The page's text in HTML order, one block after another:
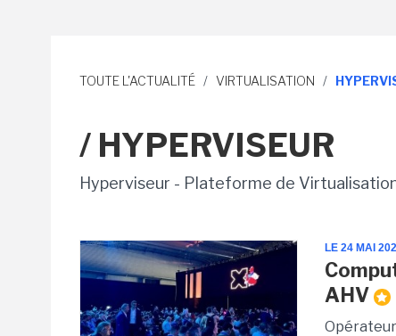
TOUTE L'ACTUALITÉ / VIRTUALISATION /
/ HYPERVISEUR
Hyperviseur - Plateforme de
LE 24 MAI
AHV